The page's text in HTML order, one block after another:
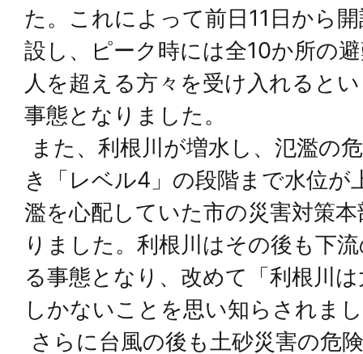
た。これによって前日11日から
設し、ピーク時には全10か所の
人を超える方々を受け入れると
事態となりました。
また、利根川が増水し、氾濫の
き「レベル4」の段階まで水位が
濫を心配していた市の災害対策
りました。利根川はその後も下
る事態となり、改めて「利根川
しかないことを思い知らされま
さらに台風の後も土砂災害の危